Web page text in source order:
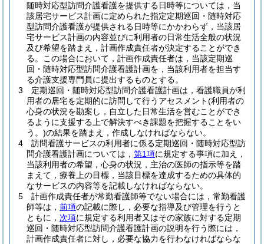
随時対応型訪問介護看護を提供する日時等については，当
該居宅サービス計画に定められた指定定期巡回・随時対応
型訪問介護看護が提供される日時等にかかわらず，当該居
宅サービス計画の内容並びに利用者の日常生活全般の状況
及び希望を踏まえ，計画作成責任者が決定することができ
る。
この場合において，計画作成責任者は，当該定期巡
回・随時対応型訪問介護看護計画を，当該利用者を担当す
る介護支援専門員に提出するものとする。
3
定期巡回・随時対応型訪問介護看護計画は，看護職員が利
用者の居宅を定期的に訪問して行うアセスメント(利用者の
心身の状況を勘案し，自立した日常生活を営むことができ
るように支援する上で解決すべき課題を把握することをい
う。)の結果を踏まえ，作成しなければならない。
4
訪問看護サービスの利用者に係る定期巡回・随時対応型訪
問介護看護計画については， 第1項に規定する事項に加え，
当該利用者の希望，心身の状況，主治の医師の指示等を踏
まえて，療養上の目標，当該目標を達成するための具体的
なサービスの内容等を記載しなければならない。
5
計画作成責任者が常勤看護師等でない場合には，常勤看護
師等は， 前項の記載に際し，必要な指導及び管理を行うと
ともに， 次項に規定する利用者又はその家族に対する定期
巡回・随時対応型訪問介護看護計画の説明を行う際には，
計画作成責任者に対し，必要な協力を行わなければならな